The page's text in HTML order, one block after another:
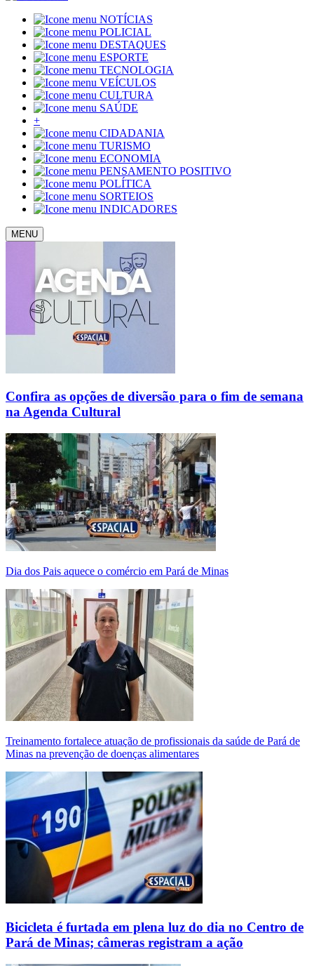
NOTÍCIAS
POLICIAL
DESTAQUES
ESPORTE
TECNOLOGIA
VEÍCULOS
CULTURA
SAÚDE
+
CIDADANIA
TURISMO
ECONOMIA
PENSAMENTO POSITIVO
POLÍTICA
SORTEIOS
INDICADORES
MENU
Confira as opções de diversão para o fim de semana
na Agenda Cultural
Dia dos Pais aquece o comércio em Pará de Minas
Treinamento fortalece atuação de profissionais da saúde de Pará de
Minas na prevenção de doenças alimentares
Bicicleta é furtada em plena luz do dia no Centro de
Pará de Minas; câmeras registram a ação